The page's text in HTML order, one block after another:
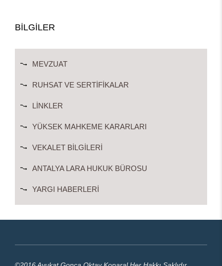
BİLGİLER
MEVZUAT
RUHSAT VE SERTIFIKALAR
LINKLER
YÜKSEK MAHKEME KARARLARI
VEKALET BILGILERI
ANTALYA LARA HUKUK BÜROSU
YARGI HABERLERI